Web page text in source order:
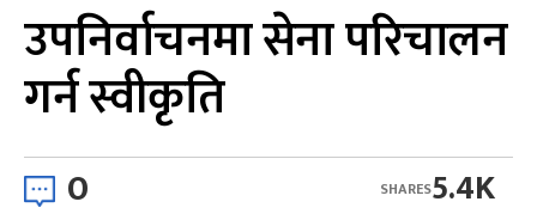
उपनिर्वाचनमा सेना परिचालन
गर्न स्वीकृति
0 5.4K
SHARES